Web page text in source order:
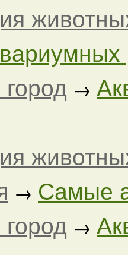
→
→ Самые
→